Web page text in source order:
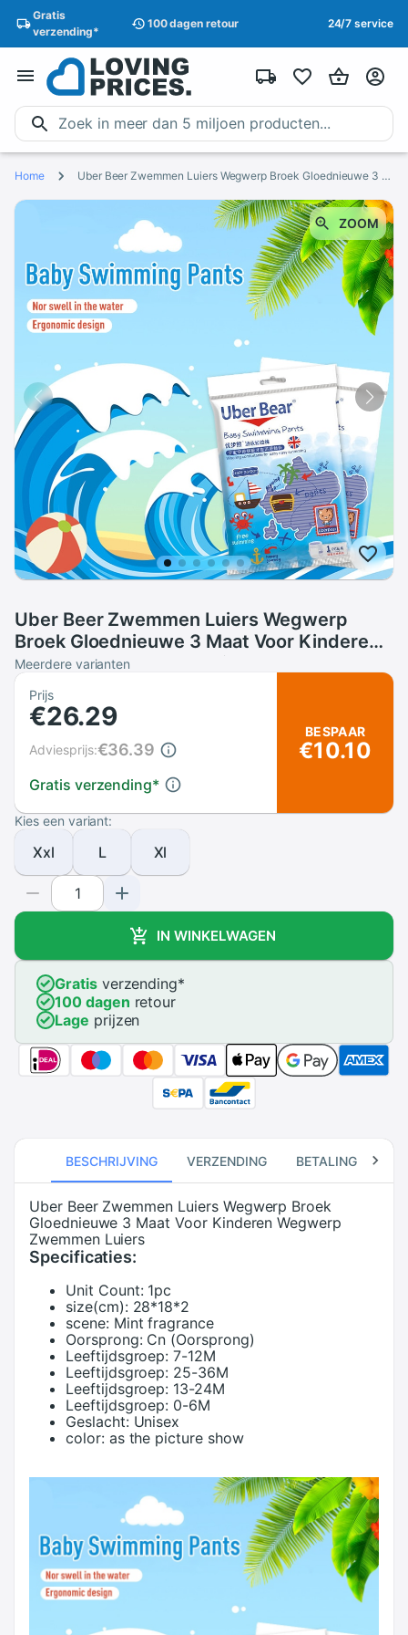
Gratis
verzending*
100 dagen retour 24/7 service
Home Uber Beer Zwemmen Luiers Wegwerp Broek Gloednieuwe 3 Maat Voor Kinderen Wegwerp Zwemmen Luiers
ZOOM
Uber Beer Zwemmen Luiers Wegwerp
Broek Gloednieuwe 3 Maat Voor Kinderen
Wegwerp Zwemmen Luiers
Meerdere varianten
Prijs
€26.29
Gratis verzending*
Adviesprijs:€36.39
BESPAAR
€10.10
Kies een variant:
Xxl L Xl
IN WINKELWAGEN
Gratisverzending*
100 dagen retour
Lage prijzen
BESCHRIJVING VERZENDING BETALING
Uber Beer Zwemmen Luiers Wegwerp Broek
Gloednieuwe 3 Maat Voor Kinderen Wegwerp
Zwemmen Luiers
Specificaties:
Unit Count: 1pc
size(cm): 28*18*2
scene: Mint fragrance
Oorsprong: Cn (Oorsprong)
Leeftijdsgroep: 7-12M
Leeftijdsgroep: 25-36M
Leeftijdsgroep: 13-24M
Leeftijdsgroep: 0-6M
Geslacht: Unisex
color: as the picture show